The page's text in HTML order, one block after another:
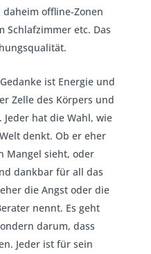
offline-Zonen
Schlafzimmer etc. Das
ist Energie und
Zelle des Körpers und
hat die Wahl, wie
denkt. Ob er eher
Mangel sieht, oder
dankbar für all das
die Angst oder die
nennt. Es geht
darum, dass
Jeder ist für sein